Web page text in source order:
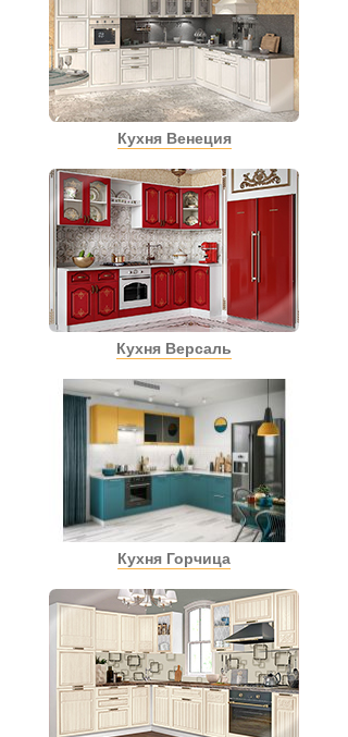
Кухня Венеция
Кухня Версаль
Кухня Горчица